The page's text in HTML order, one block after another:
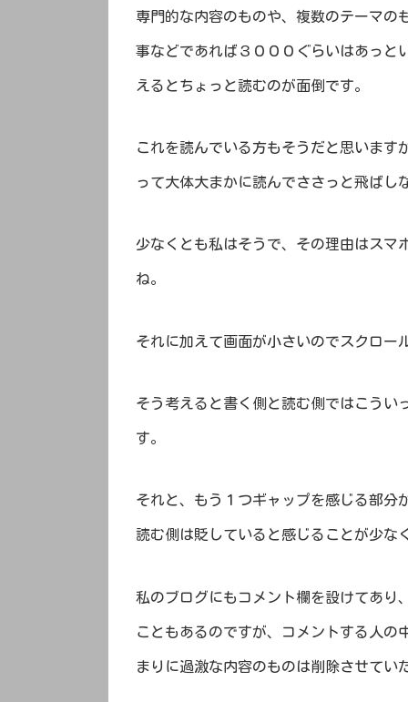
専門的な内容のものや、複数のテーマの
事などであれば３０００ぐらいはあっと
えるとちょっと読むのが面倒です。
これを読んでいる方もそうだと思います
って大体大まかに読んでささっと飛ばし
少なくとも私はそうで、その理由はスマ
ね。
それに加えて画面が小さいのでスクロー
そう考えると書く側と読む側ではこうい
す。
それと、もう１つギャップを感じる部分
読む側は貶していると感じることが少な
私のブログにもコメント欄を設けてあり
こともあるのですが、コメントする人の
まりに過激な内容のものは削除させてい